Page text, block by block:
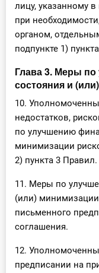
лицу, указанному
при
органом,
подпункте 1)
Глава 3. Меры
состояния и
10.
недостатков,
по улучшению
минимизации
2) пункта 3 Правил.
11. Меры по
(или)
письменного
соглашения.
12.
предписании на